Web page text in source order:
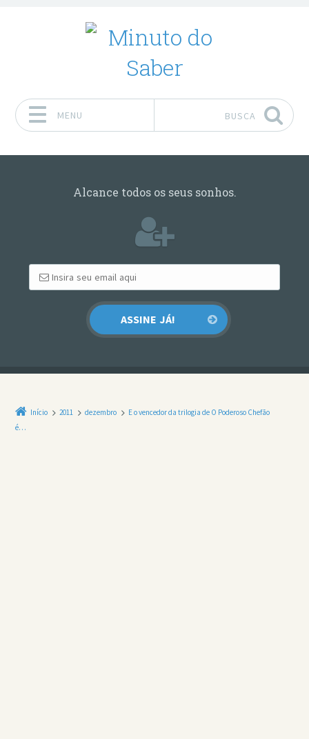
MENU BUSCA
Alcance todos os seus sonhos.
Início 2011 dezembro
E o vencedor da trilogia de O Poderoso Chefão
é…